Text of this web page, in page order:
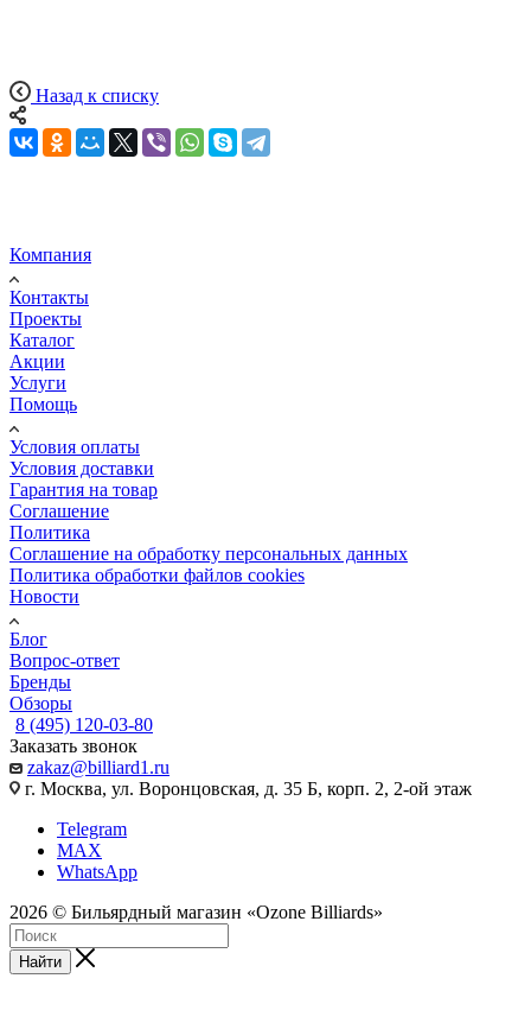
Назад к списку
Компания
Контакты
Проекты
Каталог
Акции
Услуги
Помощь
Условия оплаты
Условия доставки
Гарантия на товар
Соглашение
Политика
Соглашение на обработку персональных данных
Политика обработки файлов cookies
Новости
Блог
Вопрос-ответ
Бренды
Обзоры
8 (495) 120-03-80
Заказать звонок
zakaz@billiard1.ru
г. Москва, ул. Воронцовская, д. 35 Б, корп. 2, 2-ой этаж
Telegram
MAX
WhatsApp
2026 © Бильярдный магазин «Ozone Billiards»
Найти